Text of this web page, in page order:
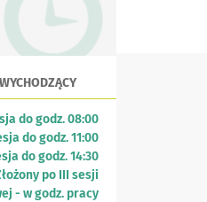
do godz. 08:00
do godz. 11:00
do godz. 14:30
po III sesji
- w godz. pracy